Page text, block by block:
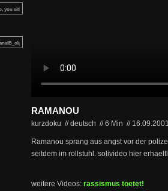
RAMANOU
kurzdoku // deutsch //6 Min //
Ramanou sprang aus angst vor der
seitdem im rollstuhl. solivideo hier
weitere Videos: rassismus toetet!